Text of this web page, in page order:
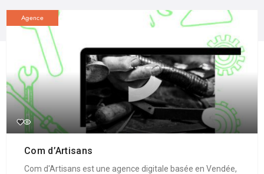
Agence
Com d’Artisans
Com d'Artisans est une agence digitale basée en Vendée,